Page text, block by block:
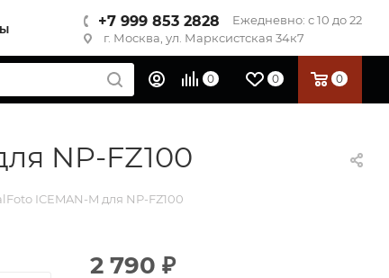
+7 999 853 2828
Ежедневно: с 10 до 22
г. Москва, ул. Марксистская 34к7
0 0 0
NP-FZ100
ICEMAN-M для NP-FZ100
2 790 ₽